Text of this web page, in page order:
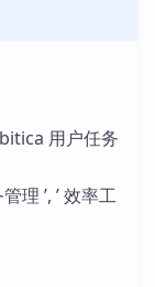
用户任务
理 ’, ’ 效率工